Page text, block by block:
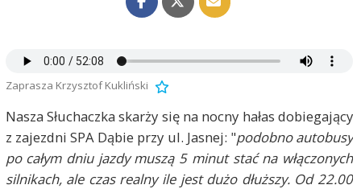
Zaprasza Krzysztof Kukliński
Nasza Słuchaczka skarży się na nocny hałas dobiegający
z zajezdni SPA Dąbie przy ul. Jasnej: "podobno autobusy
po całym dniu jazdy muszą 5 minut stać na włączonych
silnikach, ale czas realny ile jest dużo dłuższy. Od 22.00